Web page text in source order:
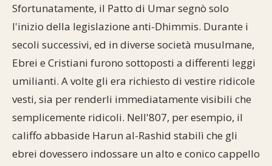
Sfortunatamente, il Patto di Umar segnò solo
l'inizio della legislazione anti-Dhimmis. Durante i
secoli successivi, ed in diverse società musulmane,
Ebrei e Cristiani furono sottoposti a differenti leggi
umilianti. A volte gli era richiesto di vestire ridicole
vesti, sia per renderli immediatamente visibili che
semplicemente ridicoli. Nell'807, per esempio, il
califfo abbaside Harun al-Rashid stabilì che gli
ebrei dovessero indossare un alto e conico cappello